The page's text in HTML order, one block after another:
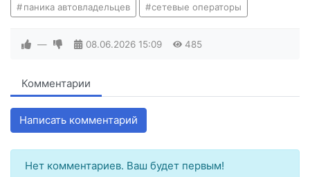
паника автовладельцев сетевые операторы
— 08.06.2026 15:09 485
Комментарии
Написать комментарий
Нет комментариев. Ваш будет первым!